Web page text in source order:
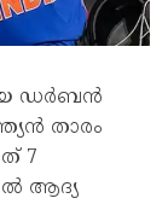
ഡര്‍ബന്‍
താരം
7
ആദ്യ